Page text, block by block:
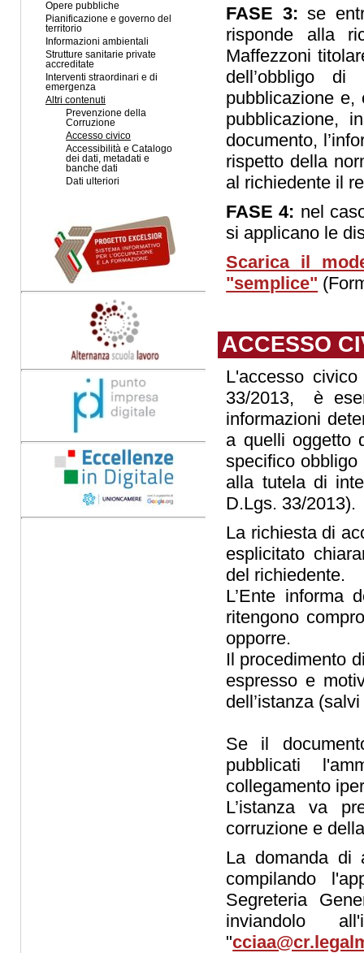
Opere pubbliche
Pianificazione e governo del
territorio
Informazioni ambientali
Strutture sanitarie private
accreditate
Interventi straordinari e di
emergenza
Altri contenuti
Prevenzione della
Corruzione
Accesso civico
Accessibilità e Catalogo
dei dati, metadati e
banche dati
Dati ulteriori
FASE 3: se
risponde alla
Maffezzoni
dell’obbligo
pubblicazione e,
pubblicazione,
documento,
rispetto della
al richiedente il
FASE 4: nel
si applicano le
Scarica il
"semplice"
ACCESSO
L'accesso
33/2013, è
informazioni
a quelli oggetto
specifico
alla tutela di
D.Lgs. 33/2013).
La richiesta di
esplicitato
del richiedente.
L’Ente informa
ritengono
opporre.
Il procedimento
espresso e
dell’istanza
Se il
pubblicati
collegamento
L’istanza va
corruzione e
La domanda di
compilando
Segreteria
inviandolo
"